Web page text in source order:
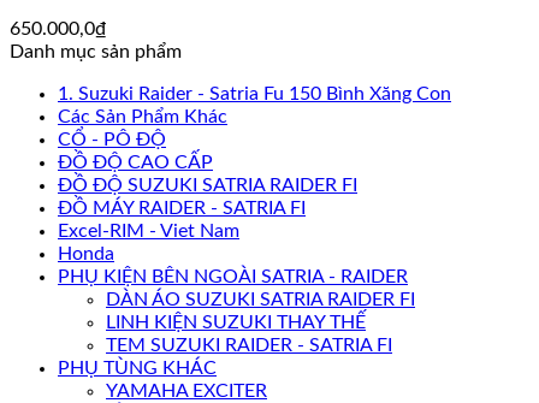
650.000,0₫
Danh mục sản phẩm
1. Suzuki Raider - Satria Fu 150 Bình Xăng Con
Các Sản Phẩm Khác
CỔ - PÔ ĐỘ
ĐỒ ĐỘ CAO CẤP
ĐỒ ĐỘ SUZUKI SATRIA RAIDER FI
ĐỒ MÁY RAIDER - SATRIA FI
Excel-RIM - Viet Nam
Honda
PHỤ KIỆN BÊN NGOÀI SATRIA - RAIDER
DÀN ÁO SUZUKI SATRIA RAIDER FI
LINH KIỆN SUZUKI THAY THẾ
TEM SUZUKI RAIDER - SATRIA FI
PHỤ TÙNG KHÁC
YAMAHA EXCITER